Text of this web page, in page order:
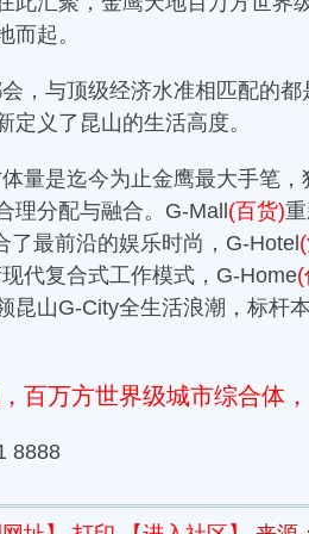
而起。
，与顶级经济水准相匹配的
定义了昆山的生活高度。
量是迄今为止金鹰最大手笔
理分配与融合。G-Mall (百货)
了最前沿的娱乐时尚，G-Hotel
代复合式工作模式，G-Home
昆山G-City全生活浪潮，标杆
百万方世界级城市综合体
8888